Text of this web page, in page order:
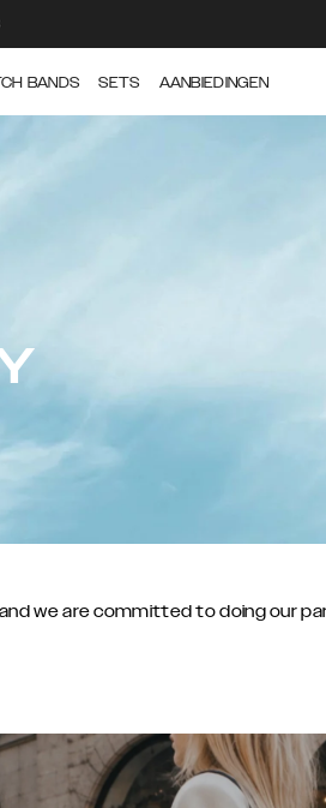
BANDS SETS AANBIEDINGEN
we are committed to doing our